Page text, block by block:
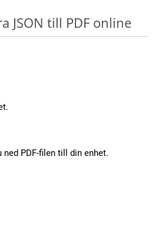
JSON till PDF online
PDF-filen till din enhet.